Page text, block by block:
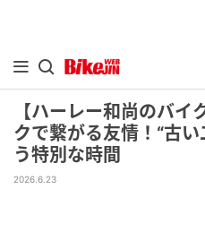
【ハーレー和尚のバイ
クで繋がる友情！“古
う特別な時間
2026.6.23